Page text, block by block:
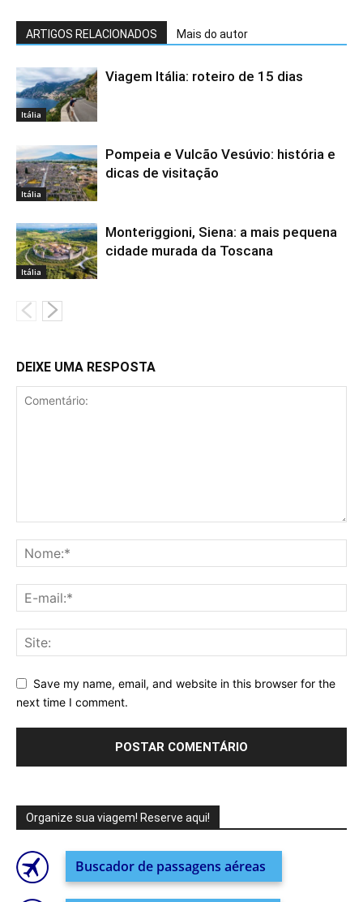
ARTIGOS RELACIONADOS Mais do autor
Itália
Viagem Itália: roteiro de 15 dias
Itália
Pompeia e Vulcão Vesúvio: história e
dicas de visitação
Itália
Monteriggioni, Siena: a mais pequena
cidade murada da Toscana
DEIXE UMA RESPOSTA
Save my name, email, and website in this browser for the
next time I comment.
Organize sua viagem! Reserve aqui!
Buscador de passagens aéreas